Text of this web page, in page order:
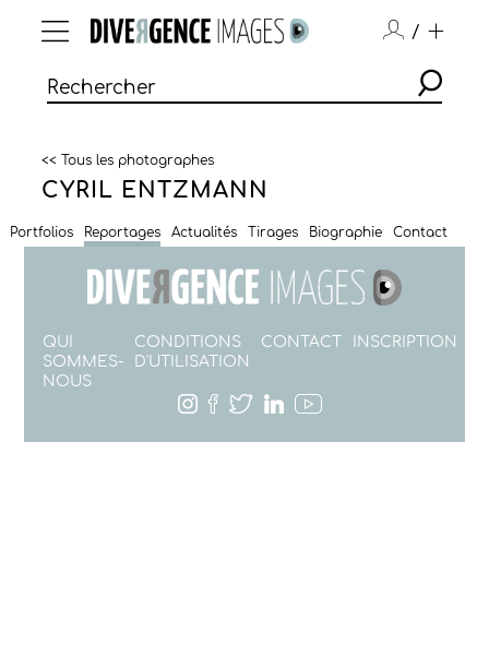
/
<< Tous les photographes
CYRIL ENTZMANN
Portfolios Reportages Actualités Tirages Biographie Contact
QUI
SOMMES-
NOUS
CONDITIONS
D'UTILISATION
CONTACT INSCRIPTION